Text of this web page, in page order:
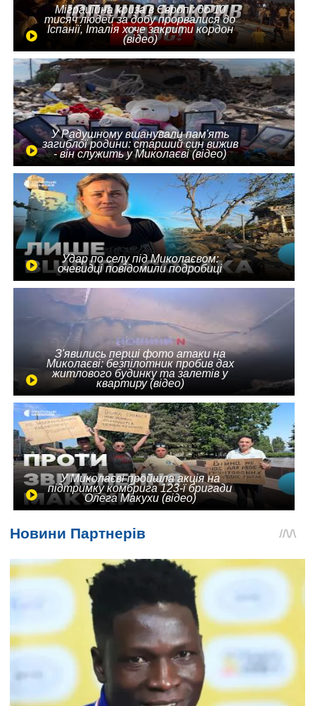
Міграційна криза в Європі: до 10
тисяч людей за добу прорвалися до
Іспанії, Італія хоче закрити кордон
(відео)
У Радушному вшанували пам'ять
загиблої родини: старший син вижив
- він служить у Миколаєві (відео)
Удар по селу під Миколаєвом:
очевидці повідомили подробиці
З'явились перші фото атаки на
Миколаєві: безпілотник пробив дах
житлового будинку та залетів у
квартиру (відео)
У Миколаєві пройшла акція на
підтримку комбрига 123-ї бригади
Олега Макухи (відео)